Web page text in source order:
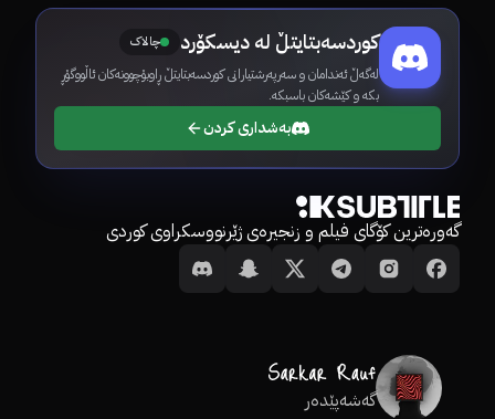
کوردسەبتایتڵ لە دیسکۆرد چالاک
لەگەڵ ئەندامان و سەرپەرشتیارانی کوردسەبتایتڵ ڕاوبۆچوونەکان ئاڵووگۆڕ
بکە و کێشەکان باسبکە.
بەشداری کردن
گەورەترین کۆگای فیلم و زنجیرەی ژێرنووسکراوی کوردی
گەشەپێدەر